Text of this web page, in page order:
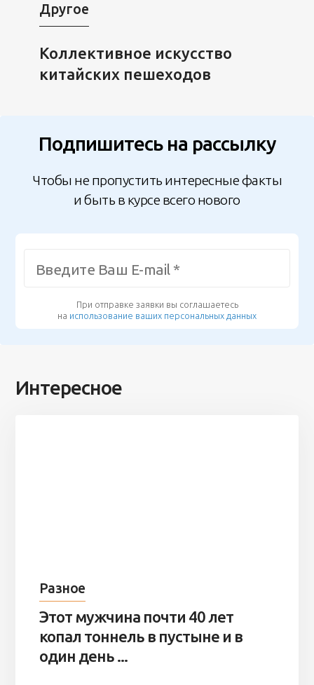
Другое
Коллективное искусство
китайских пешеходов
Подпишитесь на рассылку
Чтобы не пропустить интересные факты
и быть в курсе всего нового
При отправке заявки вы соглашаетесь
на использование ваших персональных данных
Интересное
Разное
Этот мужчина почти 40 лет
копал тоннель в пустыне и в
один день ...